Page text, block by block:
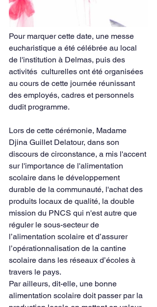
Pour marquer cette date, une messe
eucharistique a été célébrée au local
de l'institution à Delmas, puis des
activités  culturelles ont été organisées
au cours de cette journée réunissant
des employés, cadres et personnels
dudit programme.
Lors de cette cérémonie, Madame
Djina Guillet Delatour, dans son
discours de circonstance, a mis l'accent
sur l'importance de l'alimentation
scolaire dans le développement
durable de la communauté, l'achat des
produits locaux de qualité, la double
mission du PNCS qui n'est autre que
réguler le sous-secteur de
l’alimentation scolaire et d’assurer
l’opérationnalisation de la cantine
scolaire dans les réseaux d’écoles à
travers le pays.
Par ailleurs, dit-elle, une bonne
alimentation scolaire doit passer par la